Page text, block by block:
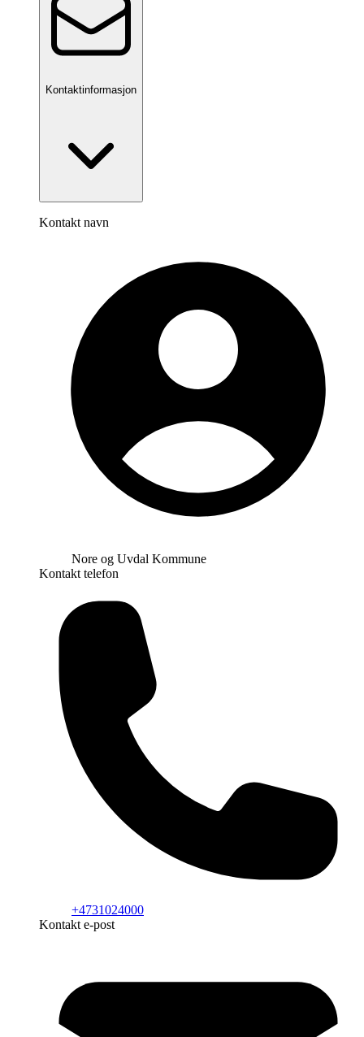
Kontaktinformasjon
Kontakt navn
Nore og Uvdal Kommune
Kontakt telefon
+4731024000
Kontakt e-post